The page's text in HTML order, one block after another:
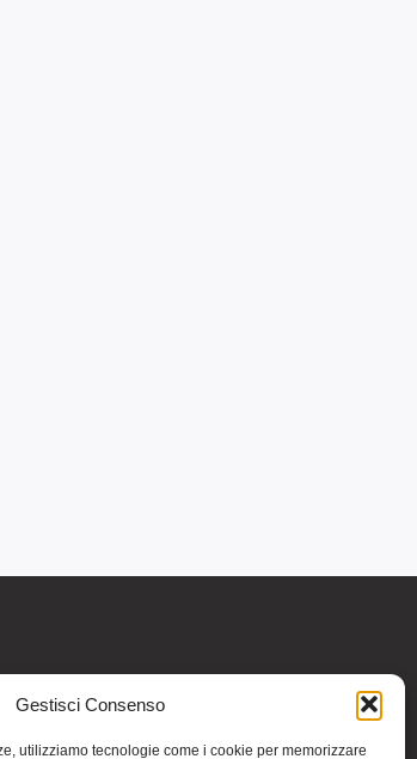
Gestisci Consenso
utilizziamo tecnologie come i cookie per memorizzare
e non intendono in
interrompere alcuna terapia o